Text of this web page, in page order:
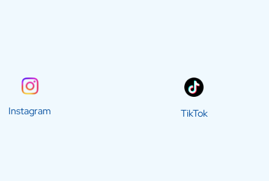
Instagram TikTok